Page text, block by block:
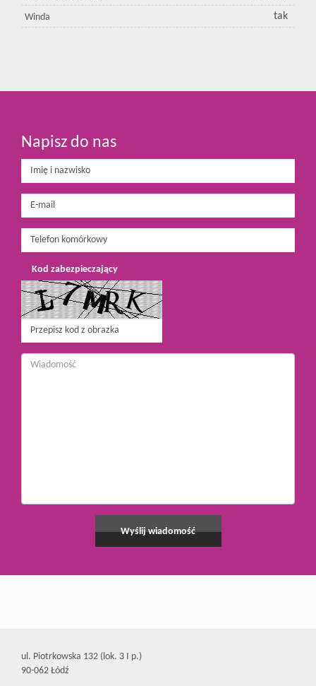
Winda tak
Napisz do nas
Kod zabezpieczający
ul. Piotrkowska 132 (lok. 3 I p.)
90-062 Łódź